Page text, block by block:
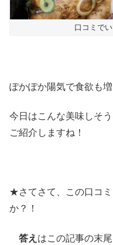
口コミで
ぽかぽか陽気で食欲も増
今日はこんな美味しそ
ご紹介しますね！
★さてさて、この口コ
か？！
答え はこの記事の末尾